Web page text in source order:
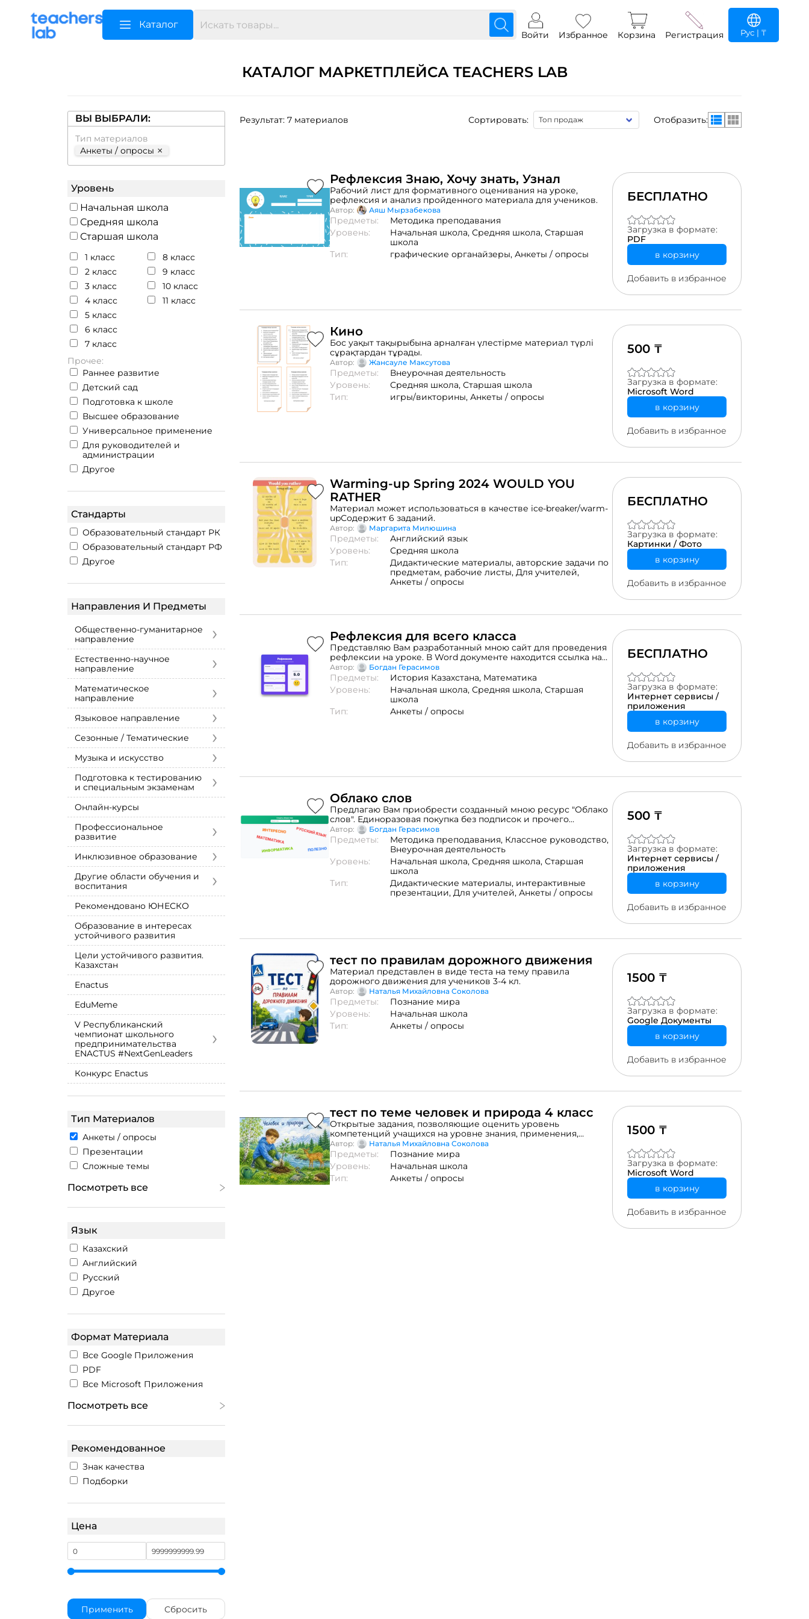
Каталог
Войти Избранное Корзина Регистрация Рус | ₸
КАТАЛОГ МАРКЕТПЛЕЙСА TEACHERS LAB
ВЫ ВЫБРАЛИ:
Тип материалов
Анкеты / опросы ×
Уровень
Начальная школа
Средняя школа
Старшая школа
1 класс
2 класс
3 класс
4 класс
5 класс
6 класс
7 класс
8 класс
9 класс
10 класс
11 класс
Прочее:
Раннее развитие
Детский сад
Подготовка к школе
Высшее образование
Универсальное применение
Для руководителей и
администрации
Другое
Стандарты
Образовательный стандарт РК
Образовательный стандарт РФ
Другое
Направления И Предметы
Общественно-гуманитарное
направление
›
Естественно-научное
направление
›
Математическое
направление
›
Языковое направление ›
Сезонные / Тематические ›
Музыка и искусство ›
Подготовка к тестированию
и специальным экзаменам
›
Онлайн-курсы
Профессиональное
развитие
›
Инклюзивное образование ›
Другие области обучения и
воспитания
›
Рекомендовано ЮНЕСКО
Образование в интересах
устойчивого развития
Цели устойчивого развития.
Казахстан
Enactus
EduMeme
V Республиканский
чемпионат школьного
предпринимательства
ENACTUS #NextGenLeaders
›
Конкурс Enactus
Тип Материалов
Анкеты / опросы
Презентации
Сложные темы
Посмотреть все
Язык
Казахский
Английский
Русский
Другое
Формат Материала
Все Google Приложения
PDF
Все Microsoft Приложения
Посмотреть все
Рекомендованное
Знак качества
Подборки
Цена
Применить Сбросить
Результат: 7 материалов Сортировать: Отобразить:
Рефлексия Знаю, Хочу знать, Узнал
Рабочий лист для формативного оценивания на уроке,
рефлексия и анализ пройденного материала для учеников.
Автор: Аяш Мырзабекова
Предметы:
Методика преподавания
Уровень:
Начальная школа, Средняя школа, Старшая
школа
Тип:
графические органайзеры, Анкеты / опросы
БЕСПЛАТНО
Загрузка в формате:
PDF
в корзину
Добавить в избранное
Кино
Бос уақыт тақырыбына арналған үлестірме материал түрлі
сұрақтардан тұрады.
Автор: Жансауле Максутова
Предметы:
Внеурочная деятельность
Уровень:
Средняя школа, Старшая школа
Тип:
игры/викторины, Анкеты / опросы
500 ₸
Загрузка в формате:
Microsoft Word
в корзину
Добавить в избранное
Warming-up Spring 2024 WOULD YOU
RATHER
Материал может использоваться в качестве ice-breaker/warm-
upСодержит 6 заданий.
Автор: Маргарита Милюшина
Предметы:
Английский язык
Уровень:
Средняя школа
Тип:
Дидактические материалы, авторские задачи по
предметам, рабочие листы, Для учителей,
Анкеты / опросы
БЕСПЛАТНО
Загрузка в формате:
Картинки / Фото
в корзину
Добавить в избранное
Рефлексия для всего класса
Представляю Вам разработанный мною сайт для проведения
рефлексии на уроке. В Word документе находится ссылка на
ресурс. Достаточно открыть ресурс его на интерактивной
доске или проекторе. На экране три ползунка для оценки
понимания и своего самочувствия. Либо весь класс в целом,
либо каждый ученик отдельно может указать своё
самочувствие, а ресурс покажет итоговый счет и
соответствующий смайлик. Материал отлично подходит для
Автор: Богдан Герасимов
Предметы: История Казахстана, Математика
Уровень:
Начальная школа, Средняя школа, Старшая
школа
Тип:
Анкеты / опросы
БЕСПЛАТНО
Загрузка в формате:
Интернет сервисы /
приложения
в корзину
Добавить в избранное
Облако слов
Предлагаю Вам приобрести созданный мною ресурс "Облако
слов". Единоразовая покупка без подписок и прочего
позволит Вам использовать метод ОБЛАКО СЛОВ для
рефлексии или актуализации знаний на любом уроке,
классном часе или игре. В использовании ресурс
максимально прост: необходимо открыть сайт на проекторе
или интерактивной доске, вписать слово в поле ввода, нажать
на кнопку "Добавить".
Автор: Богдан Герасимов
Предметы: Методика преподавания, Классное руководство,
Внеурочная деятельность
Уровень:
Начальная школа, Средняя школа, Старшая
школа
Тип:
Дидактические материалы, интерактивные
презентации, Для учителей, Анкеты / опросы
500 ₸
Загрузка в формате:
Интернет сервисы /
приложения
в корзину
Добавить в избранное
тест по правилам дорожного движения
Материал представлен в виде теста на тему правила
дорожного движения для учеников 3-4 кл.
Автор: Наталья Михайловна Соколова
Предметы:
Познание мира
Уровень:
Начальная школа
Тип:
Анкеты / опросы
1500 ₸
Загрузка в формате:
Google Документы
в корзину
Добавить в избранное
тест по теме человек и природа 4 класс
Открытые задания, позволяющие оценить уровень
компетенций учащихся на уровне знания, применения,
анализ, творчество. Это итоговый тест для 4 класса, по
нескольким темам ( органы чувств. наш край. полезные
ископаемые)
Автор: Наталья Михайловна Соколова
Предметы:
Познание мира
Уровень:
Начальная школа
Тип:
Анкеты / опросы
1500 ₸
Загрузка в формате:
Microsoft Word
в корзину
Добавить в избранное